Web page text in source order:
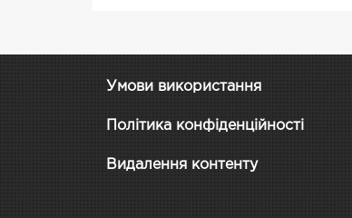
Умови використання
Політика конфіденційності
Видалення контенту